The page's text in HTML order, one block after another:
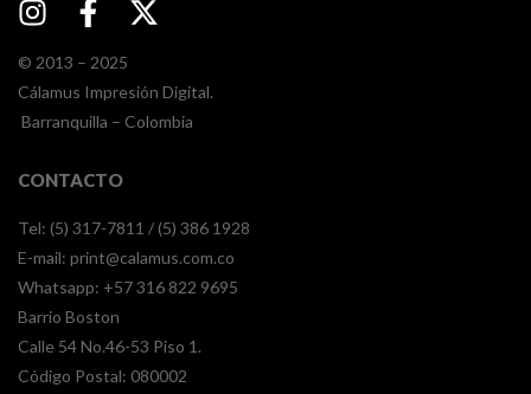
© 2013 – 2025
Cálamus Impresión Digital.
Barranquilla – Colombia
CONTACTO
Tel: (5) 317-7811 / (5) 386 1928
E-mail: print@calamus.com.co
Whatsapp: +57 316 822 9695
Barrio Boston
Calle 54 No.46-53 Piso 1.
Código Postal: 080002